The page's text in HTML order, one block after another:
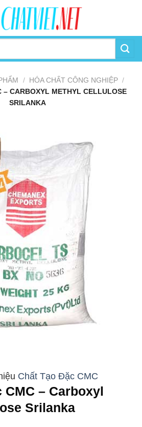
/ HÓA CHẤT CÔNG NGHIỆP /
– CARBOXYL METHYL CELLULOSE
SRILANKA
Chất Tạo Đặc CMC
– Carboxyl
Srilanka